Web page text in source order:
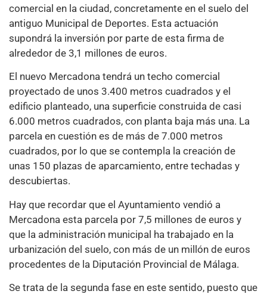
comercial en la ciudad, concretamente en el suelo del
antiguo Municipal de Deportes. Esta actuación
supondrá la inversión por parte de esta firma de
alrededor de 3,1 millones de euros.
El nuevo Mercadona tendrá un techo comercial
proyectado de unos 3.400 metros cuadrados y el
edificio planteado, una superficie construida de casi
6.000 metros cuadrados, con planta baja más una. La
parcela en cuestión es de más de 7.000 metros
cuadrados, por lo que se contempla la creación de
unas 150 plazas de aparcamiento, entre techadas y
descubiertas.
Hay que recordar que el Ayuntamiento vendió a
Mercadona esta parcela por 7,5 millones de euros y
que la administración municipal ha trabajado en la
urbanización del suelo, con más de un millón de euros
procedentes de la Diputación Provincial de Málaga.
Se trata de la segunda fase en este sentido, puesto que